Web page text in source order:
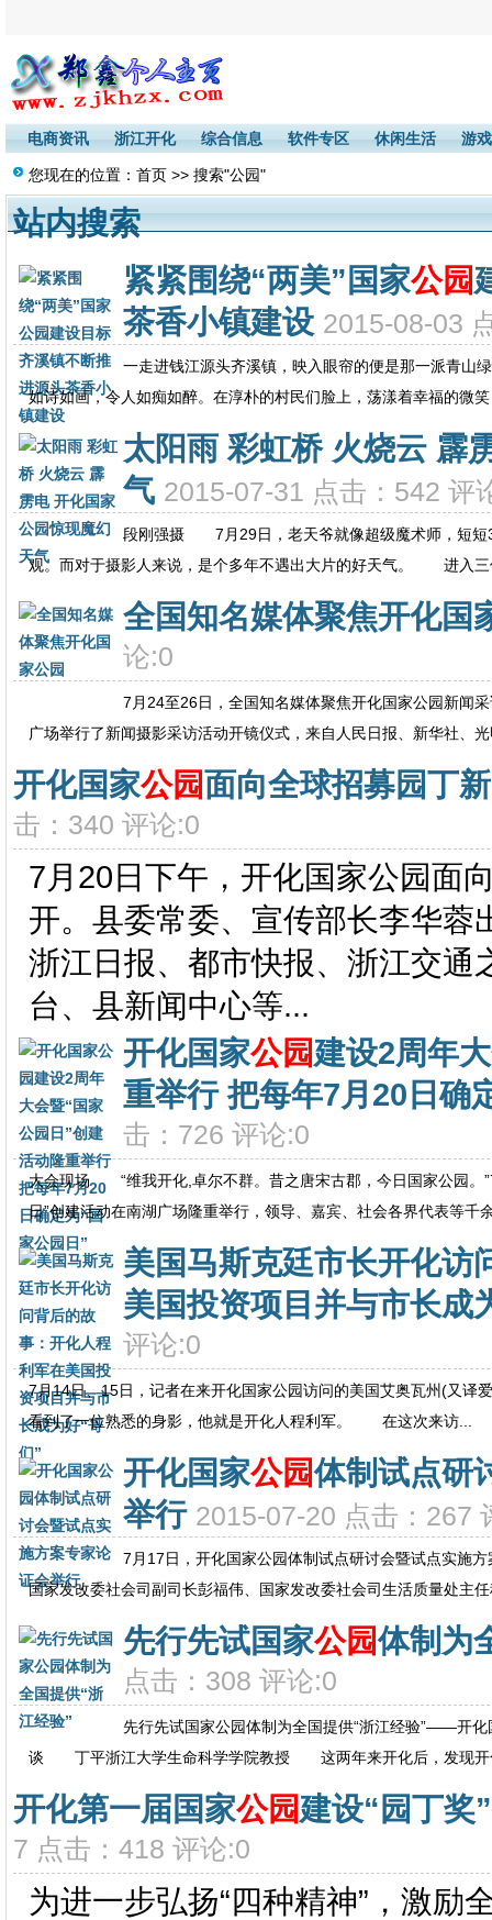
电商资讯 浙江开化 综合信息 软件专区 休闲生活 游
您现在的位置： 首页 >> 搜索"公园"
站内搜索
紧紧围绕“两美”国家公园
茶香小镇建设 2015-08-03
一走进钱江源头齐溪镇，映入眼帘的便是那一派青山
如诗如画，令人如痴如醉。在淳朴的村民们脸上，荡漾着幸福的微
太阳雨 彩虹桥 火烧云 霹
气 2015-07-31 点击：542 评
段刚强摄 7月29日，老天爷就像超级魔术师，短短
观。而对于摄影人来说，是个多年不遇出大片的好天气。 进入三
全国知名媒体聚焦开化国
论:0
7月24至26日，全国知名媒体聚焦开化国家公园新闻
广场举行了新闻摄影采访活动开镜仪式，来自人民日报、新华社、
开化国家公园面向全球招募园丁
击：340 评论:0
7月20日下午，开化国家公园面
开。县委常委、宣传部长李华蓉
浙江日报、都市快报、浙江交通
台、县新闻中心等...
开化国家公园建设2周年
重举行 把每年7月20日确
击：726 评论:0
大会现场 “维我开化,卓尔不群。昔之唐宋古郡，今日国家公园。
日”创建活动在南湖广场隆重举行，领导、嘉宾、社会各界代表等千
美国马斯克廷市长开化访
美国投资项目并与市长成
评论:0
7月14日、15日，记者在来开化国家公园访问的美国艾奥瓦州(又译
看到了一位熟悉的身影，他就是开化人程利军。 在这次来访...
开化国家公园体制试点研
举行 2015-07-20 点击：267
7月17日，开化国家公园体制试点研讨会暨试点实施
国家发改委社会司副司长彭福伟、国家发改委社会司生活质量处主
先行先试国家公园体制为
点击：308 评论:0
先行先试国家公园体制为全国提供“浙江经验”——开
谈 丁平浙江大学生命科学学院教授 这两年来开化后，发现开
开化第一届国家公园建设“园丁奖
7 点击：418 评论:0
为进一步弘扬“四种精神”，激励